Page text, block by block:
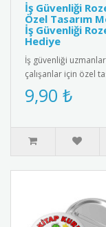
İş Güvenliği
Özel Tasarım
İş Güvenliği
Hediye
İş güvenliği
çalışanlar için özel
metal iş güvenliği
Yüksek kaliteli me..
9,90 ₺